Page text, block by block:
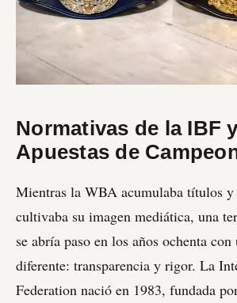
Normativas de la IBF
Apuestas de
Mientras la WBA acumulaba títulos
cultivaba su imagen mediática, una
se abría paso en los años ochenta con
diferente: transparencia y rigor. La
Federation nació en 1983, fundada